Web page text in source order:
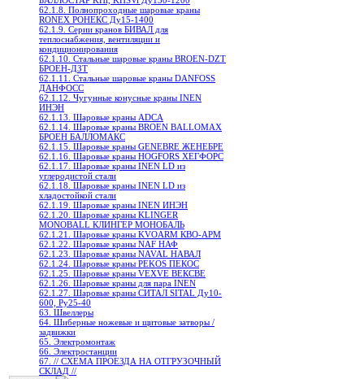
62.1.8. Полнопроходные шаровые краны
RONEX РОНЕКС Ду15-1400
62.1.9. Серии кранов БИВАЛ для
теплоснабжения, вентиляции и
кондиционирования
62.1.10. Стальные шаровые краны BROEN-DZT
БРОЕН-ДЗТ
62.1.11. Стальные шаровые краны DANFOSS
ДАНФОСС
62.1.12. Чугунные конусные краны INEN
ИНЭН
62.1.13. Шаровые краны ADCA
62.1.14. Шаровые краны BROEN BALLOMAX
БРОЕН БАЛЛОМАКС
62.1.15. Шаровые краны GENEBRE ЖЕНЕБРЕ
62.1.16. Шаровые краны HOGFORS ХЕГФОРС
62.1.17. Шаровые краны INEN LD из
углеродистой стали
62.1.18. Шаровые краны INEN LD из
хладостойкой стали
62.1.19. Шаровые краны INEN ИНЭН
62.1.20. Шаровые краны KLINGER
MONOBALL КЛИНГЕР МОНОБАЛЬ
62.1.21. Шаровые краны KVOARM КВО-АРМ
62.1.22. Шаровые краны NAF НАФ
62.1.23. Шаровые краны NAVAL НАВАЛ
62.1.24. Шаровые краны PEKOS ПЕКОС
62.1.25. Шаровые краны VEXVE ВЕКСВЕ
62.1.26. Шаровые краны для пара INEN
62.1.27. Шаровые краны СИТАЛ SITAL Ду10-
600, Ру25-40
63. Швеллеры
64. Шиберные ножевые и щитовые затворы /
задвижки
65. Электромонтаж
66. Электростанции
67. // СХЕМА ПРОЕЗДА НА ОТГРУЗОЧНЫЙ
СКЛАД //